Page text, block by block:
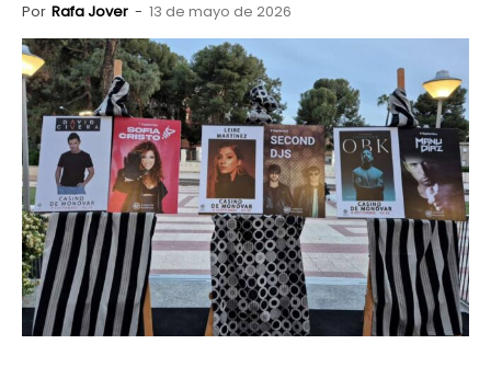
Por Rafa Jover - 13 de mayo de 2026